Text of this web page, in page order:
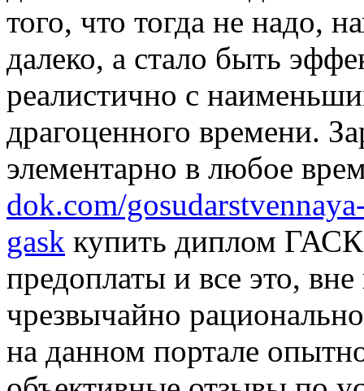
того, что тогда не надо,
далеко, а стало быть
реалистично с
драгоценного времени.
элементарно в любое
dok.com/
gask купить диплом
предоплаты и все это,
чрезвычайно
на данном портале